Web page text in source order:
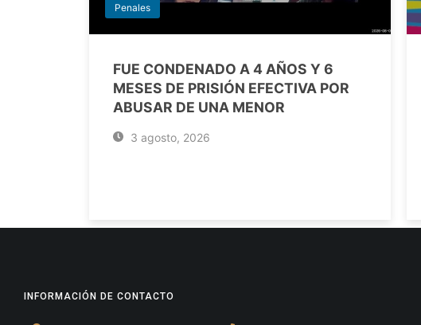
Penales
FUE CONDENADO A 4 AÑOS Y 6
MESES DE PRISIÓN EFECTIVA POR
ABUSAR DE UNA MENOR
3 agosto, 2026
INFORMACIÓN DE CONTACTO